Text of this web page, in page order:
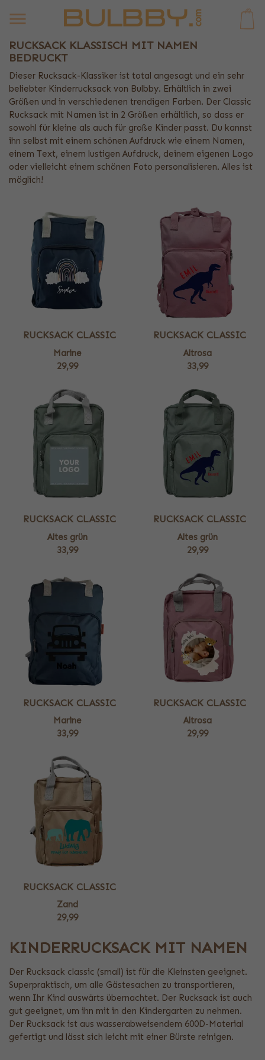
RUCKSACK KLASSISCH MIT NAMEN
BEDRUCKT
Dieser Rucksack-Klassiker ist total angesagt und ein sehr
beliebter Kinderrucksack von Bulbby. Erhältlich in zwei
Größen und in verschiedenen trendigen Farben. Der Classic
Rucksack mit Namen ist in 2 Größen erhältlich, so dass er
sowohl für kleine als auch für große Kinder passt. Du kannst
ihn selbst mit einem schönen Aufdruck wie einem Namen,
einem Text, einem lustigen Aufdruck, deinem eigenen Logo
oder vielleicht einem schönen Foto personalisieren. Alles ist
möglich!
RUCKSACK CLASSIC
Marine
29,99
RUCKSACK CLASSIC
Altrosa
33,99
RUCKSACK CLASSIC
Altes grün
33,99
RUCKSACK CLASSIC
Altes grün
29,99
RUCKSACK CLASSIC
Marine
33,99
RUCKSACK CLASSIC
Altrosa
29,99
RUCKSACK CLASSIC
Zand
29,99
KINDERRUCKSACK MIT NAMEN
Der Rucksack classic (small) ist für die Kleinsten geeignet.
Superpraktisch, um alle Gästesachen zu transportieren,
wenn Ihr Kind auswärts übernachtet. Der Rucksack ist auch
gut geeignet, um ihn mit in den Kindergarten zu nehmen.
Der Rucksack ist aus wasserabweisendem 600D-Material
gefertigt und lässt sich leicht mit einer Bürste reinigen.